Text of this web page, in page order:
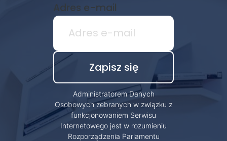
Adres e-mail
Administratorem Danych
Osobowych zebranych w związku z
funkcjonowaniem Serwisu
Internetowego jest w rozumieniu
Rozporządzenia Parlamentu